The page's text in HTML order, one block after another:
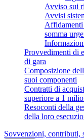
Avviso sui
Avvisi
somma
Provvedimenti di
di gara
Composizione
suoi componenti
Contratti di
superiore a 1
Resoconti della
della loro
Sovvenzioni, contributi,